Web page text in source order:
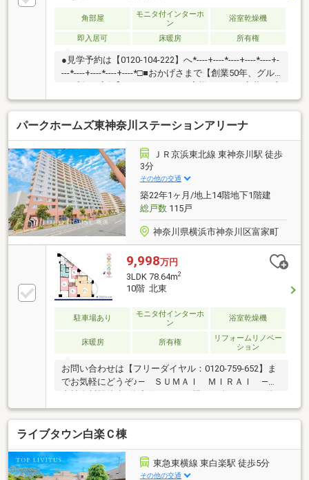
角部屋
モニタ付インターホ
ン
浴室乾燥機
即入居可 床暖房 所有権
●見学予約は【0120-104-222】へ*----+----*----+----*----+-
---*----+----*----+----*□■おかげさまで【創業50年、グル
ープ全27店舗】■□たくさんのお客様からのお言葉に感
謝してこれからも楽しく素敵なお家探しをお約束しま
す。お家探しを始めてみようと思われたらまずは、お
気軽に東宝ハウス新横浜に相談してみませんか？何も
決まっていなくて大丈夫！まずはお客様の夢をお聞か
せください！「行って良かったね」と思っていただけ
るように、スタッフ一同【夢に人に住まいに本気で
す！】お客様のお問合せをお待ちしております☆
パークホームズ東神奈川ステーションアリーナ
ＪＲ京浜東北線 東神奈川駅 徒歩
3分
その他の交通
築22年1ヶ月/地上14階地下1階建
総戸数115戸
神奈川県横浜市神奈川区富家町
9,998万円
3LDK 78.64m2
10階 北東
駐車場あり
モニタ付インターホ
ン
浴室乾燥機
床暖房 所有権
リフォームリノベー
ション
お問い合わせは【フリーダイヤル：0120-759-652】ま
でお気軽にどうぞ♪― ＳＵＭＡＩ ＭＩＲＡＩ ―◆
東神奈川駅徒歩3分◆伸びやかな眺めを織りなす10階
フロア角住戸◆ベイブリッジや横浜の夜景、みなとみ
らいの花火大会が望める眺望（天候による）◆豊かな
ペットライフも楽しめる（細則有）◆三井不動産旧分
譲の「パークホームズ」シリーズ◆リノベブランド
『cocomore』での新規リノベーション・独自のアフ
ターサービス保証 最長20年保証、水回り設備は10年保
ライブタウン白楽Ｃ棟
東急東横線 東白楽駅 徒歩5分
その他の交通